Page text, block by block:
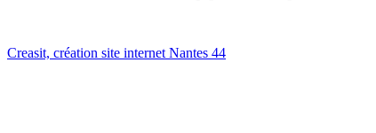
Creasit, création site internet Nantes 44